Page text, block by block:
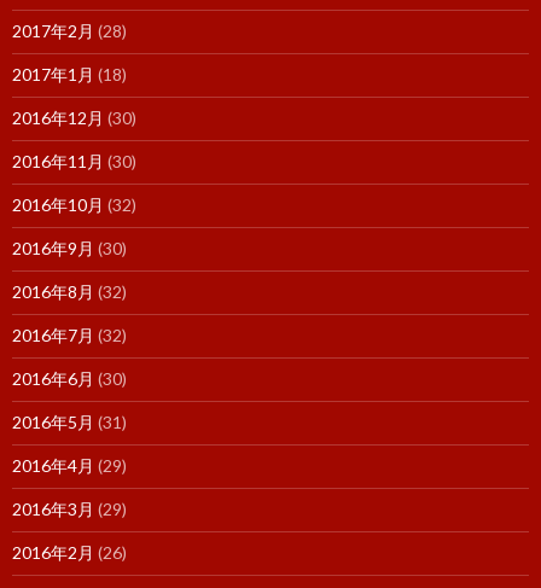
2017年2月 (28)
2017年1月 (18)
2016年12月 (30)
2016年11月 (30)
2016年10月 (32)
2016年9月 (30)
2016年8月 (32)
2016年7月 (32)
2016年6月 (30)
2016年5月 (31)
2016年4月 (29)
2016年3月 (29)
2016年2月 (26)